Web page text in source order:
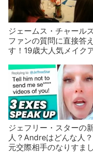
ジェームス・チャール
ファンの質問に直接答
す！19歳大人気メイク
これまでの苦労は？
ジェフリー・スターの
人？Andreはどんな人
元交際相手のなりすま